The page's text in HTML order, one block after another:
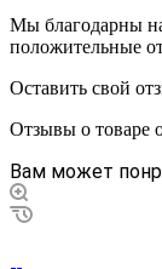
Мы благодарны
положительные
Оставить свой
Отзывы о товаре
Вам может